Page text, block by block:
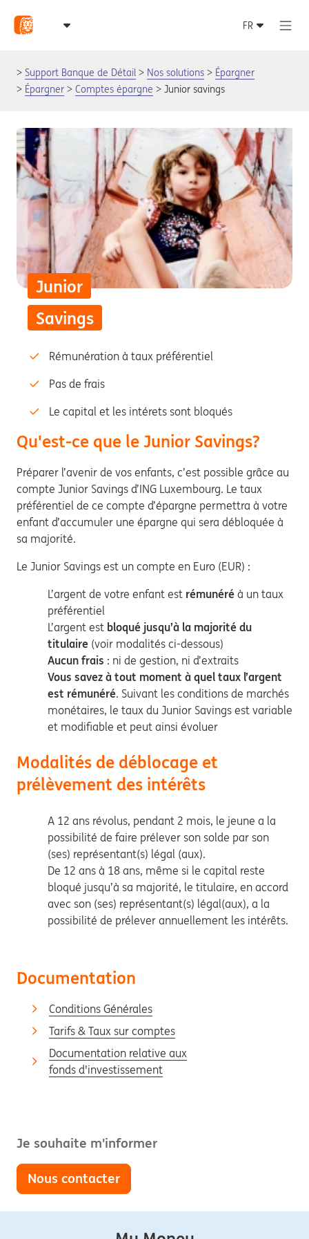
Support Banque de Détail Nos solutions
Épargner
Épargner
Comptes épargne Junior savings
Junior
Savings
Rémunération à taux préférentiel
Pas de frais
Le capital et les intérets sont bloqués
Qu'est-ce que le Junior Savings?
Préparer l’avenir de vos enfants, c’est possible grâce au
compte Junior Savings d’ING Luxembourg. Le taux
préférentiel de ce compte d’épargne permettra à votre
enfant d’accumuler une épargne qui sera débloquée à
sa majorité.
Le Junior Savings est un compte en Euro (EUR) :
L’argent de votre enfant est rémunéré à un taux
préférentiel
L’argent est bloqué jusqu’à la majorité du
titulaire (voir modalités ci-dessous)
Aucun frais : ni de gestion, ni d’extraits
Vous savez à tout moment à quel taux l’argent
est rémunéré. Suivant les conditions de marchés
monétaires, le taux du Junior Savings est variable
et modifiable et peut ainsi évoluer
Modalités de déblocage et
prélèvement des intérêts
A 12 ans révolus, pendant 2 mois, le jeune a la
possibilité de faire prélever son solde par son
(ses) représentant(s) légal (aux).
De 12 ans à 18 ans, même si le capital reste
bloqué jusqu’à sa majorité, le titulaire, en accord
avec son (ses) représentant(s) légal(aux), a la
possibilité de prélever annuellement les intérêts.
Documentation
Conditions Générales
Tarifs & Taux sur comptes
Documentation relative aux
fonds d'investissement
Je souhaite m'informer
Nous contacter